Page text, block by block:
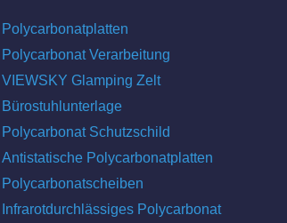
Polycarbonatplatten
Polycarbonat Verarbeitung
VIEWSKY Glamping Zelt
Bürostuhlunterlage
Polycarbonat Schutzschild
Antistatische Polycarbonatplatten
Polycarbonatscheiben
Infrarotdurchlässiges Polycarbonat